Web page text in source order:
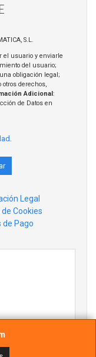
S.L.
el usuario y enviarle
del usuario;
obligación legal;
derechos,
Adicional:
de Datos en
.
Legal
Cookies
de Pago